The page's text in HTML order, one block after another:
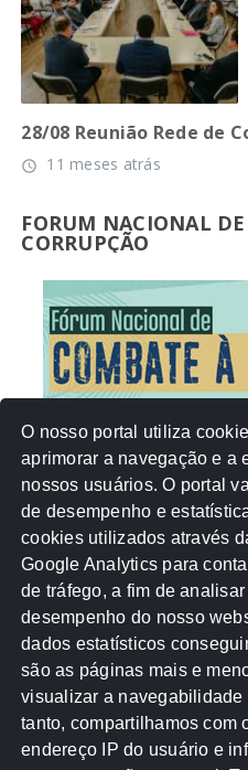
28/08 Reunião Rede de
access_time 11 meses atrás
FORUM NACIONAL
CORRUPÇÃO
NUVEM DE TAGS
Acontece na Rede AGU
Atricon Audicom
CREA-MT Eventos
MPF Notícias PF
Receita Federal Sem
O nosso portal utiliza
aprimorar a navegação e a
nossos usuários. O portal
de desempenho e
cookies utilizados através
Google Analytics para
de tráfego, a fim de
desempenho do nosso
dados estatísticos
são as páginas mais e
visualizar a navegabilidade
tanto, compartilhamos com
endereço IP do usuário e